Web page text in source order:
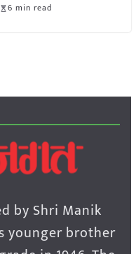
6 min read
by Shri Manik
younger brother